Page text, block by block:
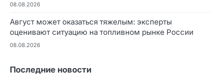
08.08.2026
Август может оказаться тяжелым: эксперты
оценивают ситуацию на топливном рынке России
08.08.2026
Последние новости